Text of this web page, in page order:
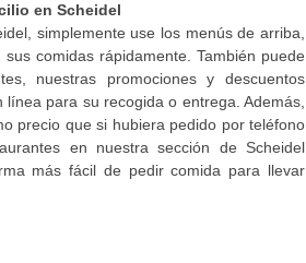
en Scheidel
simplemente use los menús de arriba,
comidas rápidamente. También puede
nuestras promociones y descuentos
para su recogida o entrega. Además,
precio que si hubiera pedido por teléfono
en nuestra sección de Scheidel
más fácil de pedir comida para llevar